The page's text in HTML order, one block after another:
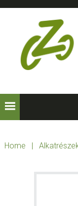
Skip
navigation
Skip
content
Skip
Home |